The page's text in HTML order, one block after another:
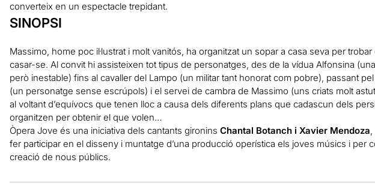
converteix en un espectacle trepidant.
SINOPSI
Massimo, home poc il·lustrat i molt vanitós, ha organitzat un sopar a casa seva per
casar-se. Al convit hi assisteixen tot tipus de personatges, des de la vídua Alfonsina
però inestable) fins al cavaller del Lampo (un militar tant honorat com pobre), passant
(un personatge sense escrúpols) i el servei de cambra de Massimo (uns criats molt
al voltant d’equívocs que tenen lloc a causa dels diferents plans que cadascun dels
organitzen per obtenir el que volen…
Òpera Jove és una iniciativa dels cantants gironins Chantal Botanch i Xavier Mendoza
fer participar en el disseny i muntatge d’una producció operística els joves músics i per
creació de nous públics.